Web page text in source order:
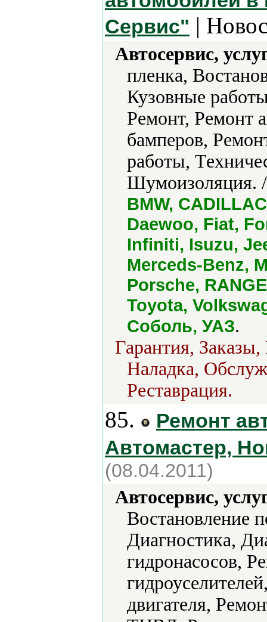
Сервис" |
Автосервис,
пленка,
Кузовные
Ремонт, Ремонт
бамперов,
работы,
Шумоизоляция.
BMW,
Daewoo, Fiat,
Infiniti, Isuzu,
Merceds-Benz,
Porsche,
Toyota,
Соболь, УАЗ.
Гарантия,
Наладка,
Реставрация.
85.
Ремонт
Автомастер,
(08.04.2011)
Автосервис,
Востановление
Диагностика,
гидронасосов,
двигателя,